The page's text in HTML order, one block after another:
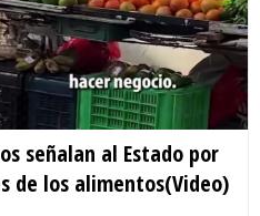
señalan al Estado por
de los alimentos(Video)